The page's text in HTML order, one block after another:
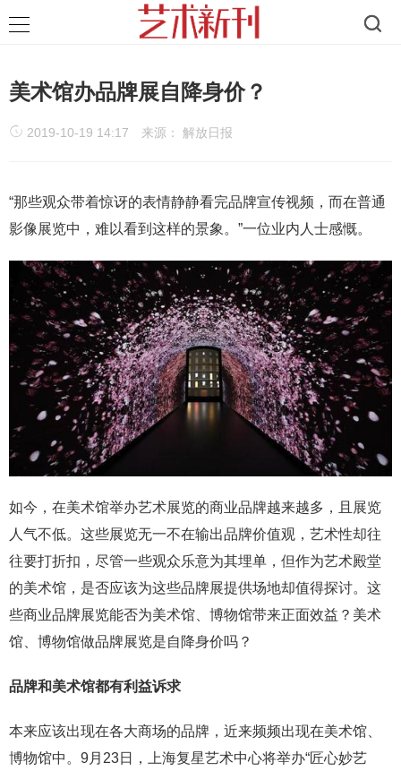
美术馆办品牌展自降身价？
2019-10-19 14:17 来源： 解放日报
“那些观众带着惊讶的表情静静看完品牌宣传视频，而在普通
影像展览中，难以看到这样的景象。”一位业内人士感慨。
如今，在美术馆举办艺术展览的商业品牌越来越多，且展览
人气不低。这些展览无一不在输出品牌价值观，艺术性却往
往要打折扣，尽管一些观众乐意为其埋单，但作为艺术殿堂
的美术馆，是否应该为这些品牌展提供场地却值得探讨。这
些商业品牌展览能否为美术馆、博物馆带来正面效益？美术
馆、博物馆做品牌展览是自降身价吗？
品牌和美术馆都有利益诉求
本来应该出现在各大商场的品牌，近来频频出现在美术馆、
博物馆中。9月23日，上海复星艺术中心将举办“匠心妙艺